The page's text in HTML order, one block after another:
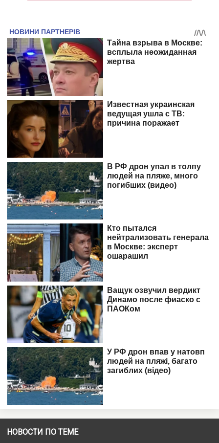
НОВОСТИ ПО ТЕМЕ